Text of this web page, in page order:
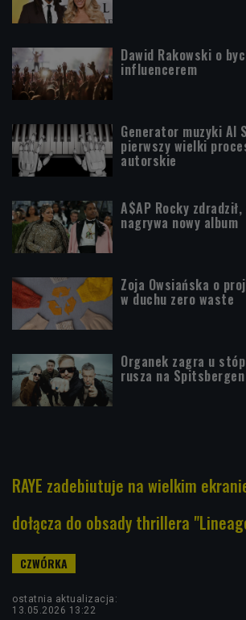
Dawid Rakowski o
influencerem
Generator muzyki AI
pierwszy wielki
autorskie
A$AP Rocky zdradził,
nagrywa nowy album
Zoja Owsiańska o
w duchu zero waste
Organek zagra u
rusza na Spitsbergen
RAYE zadebiutuje na wielkim
dołącza do obsady thrillera
ostatnia aktualizacja:
13.05.2026 13:22